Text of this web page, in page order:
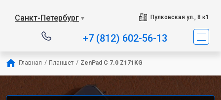
Санкт-Петербург ▼ Пулковская ул., 8 к1
+7 (812) 602-56-13
Главная / Планшет / ZenPad C 7.0 Z171KG